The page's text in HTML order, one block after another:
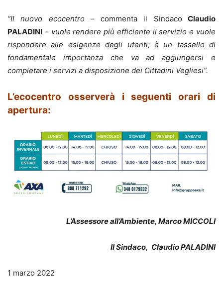
“Il nuovo ecocentro –commenta il Sindaco Claudio
PALADINI – vuole rendere più efficiente il servizio e vuole
rispondere alle esigenze degli utenti; è un tassello di
fondamentale importanza che va ad aggiungersi e
completare i servizi a disposizione dei Cittadini Vegliesi”.
L’ecocentro osserverà i seguenti orari di
apertura:
L’Assessore all’Ambiente, Marco MICCOLI
Il Sindaco, Claudio PALADINI
1 marzo 2022